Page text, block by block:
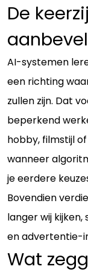
De
AI-systemen
een richting
zullen zijn. Dat
beperkend
hobby, filmstijl
wanneer
je eerdere
Bovendien
langer wij
en advertentie-
Wat